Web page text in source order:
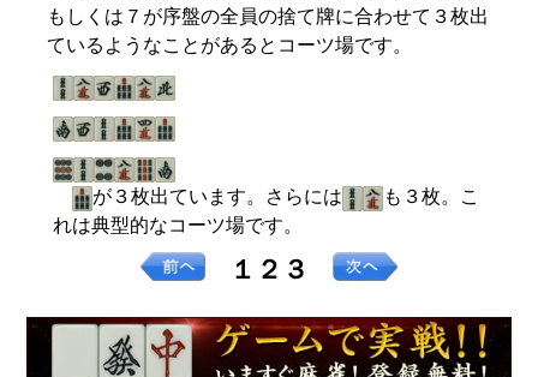
もしくは７が序盤の全員の捨て牌に合わせて３枚出
ているようなことがあるとコーツ場です。
が３枚出ています。さらには
も３枚。こ
れは典型的なコーツ場です。
１２３